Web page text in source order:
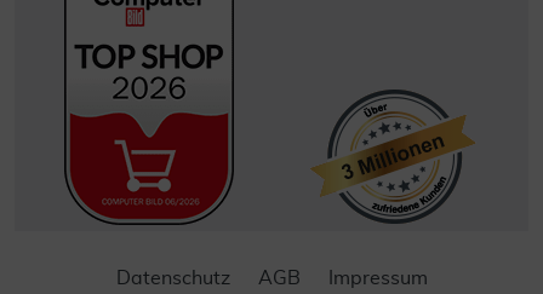
Datenschutz AGB Impressum